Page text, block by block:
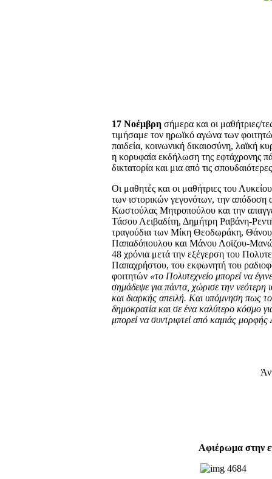
17 Νοέμβρη σήμερα και οι μαθήτριες/
τιμήσαμε τον ηρωϊκό αγώνα των
παιδεία, κοινωνική δικαιοσύνη, λαϊκή
η κορυφαία εκδήλωση της εφτάχρονης
δικτατορία και μια από τις
Οι μαθητές και οι μαθήτριες του
των ιστορικών γεγονότων, την
Κωστούλας Μητροπούλου και την
Τάσου Λειβαδίτη, Δημήτρη Ραβάνη-
τραγούδια των Μίκη Θεοδωράκη,
Παπαδόπουλου και Μάνου Λοϊζου-
48 χρόνια μετά την εξέγερση του
Παπαχρήστου, του εκφωνητή του
φοιτητών «το Πολυτεχνείο μπορεί να
σημάδεψε για πάντα, χώρισε την νεότερη
και διαρκής απειλή. Και υπόμνηση πως
δημοκρατία και σε ένα καλύτερο κόσμο
μπορεί να συντριφτεί από καμιάς μορφής
Αφιέρωμα στην